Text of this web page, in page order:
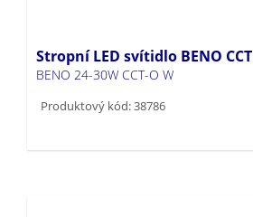
Stropní LED svítidlo BENO CCT
BENO 24-30W CCT-O W
Produktový kód: 38786